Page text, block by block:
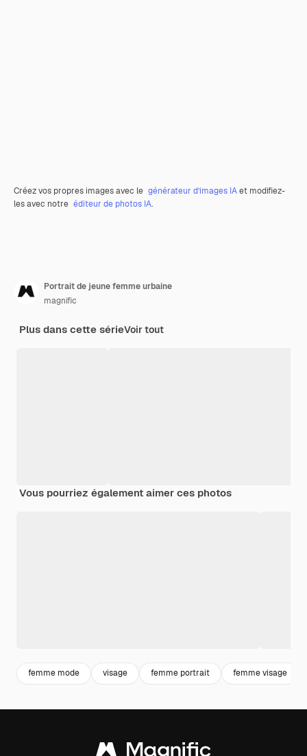
Créez vos propres images avec le générateur d’images IAet modifiez-
les avec notre éditeur de photos IA.
Portrait de jeune femme urbaine
magnific
Plus dans cette sérieVoir tout
Vous pourriez également aimer ces photos
femme mode visage femme portrait femme visage